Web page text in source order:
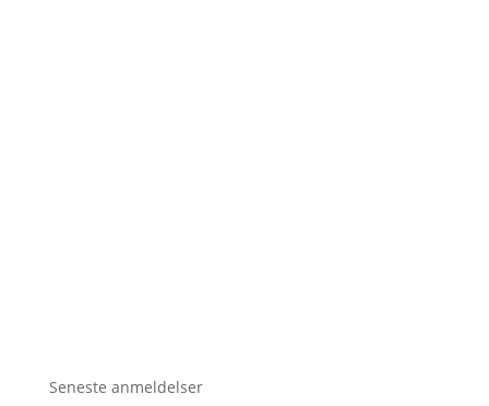
Seneste anmeldelser